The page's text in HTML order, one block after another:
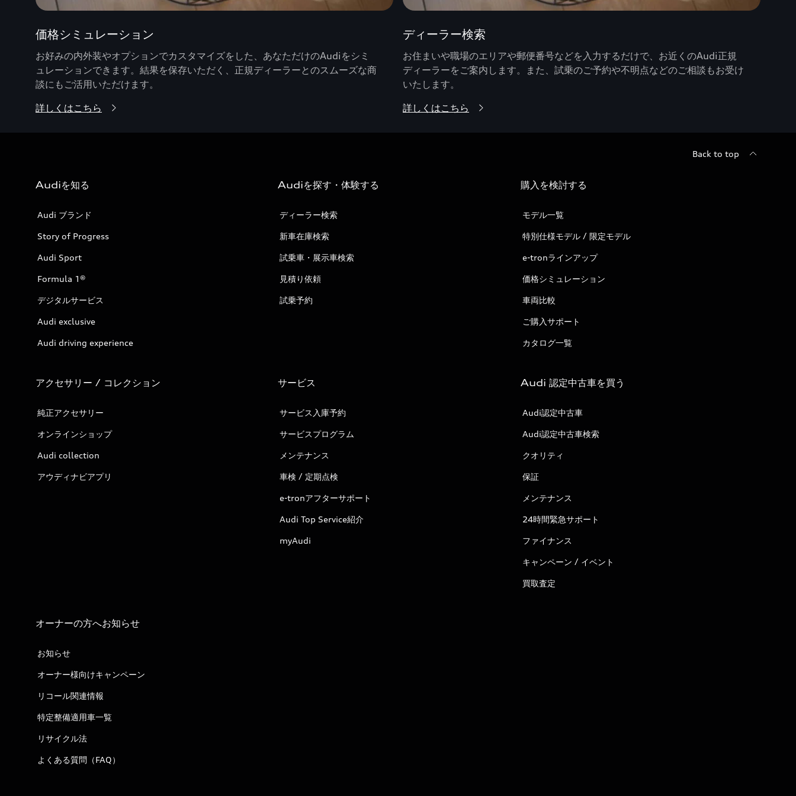
価格シミュレーション
お好みの内外装やオプションでカスタマイズをした、あなただけのAudiをシミ
ュレーションできます。結果を保存いただく、正規ディーラーとのスムーズな商
談にもご活用いただけます。
詳しくはこちら
ディーラー検索
お住まいや職場のエリアや郵便番号などを入力するだけで、お近くのAudi正規
ディーラーをご案内します。また、試乗のご予約や不明点などのご相談もお受け
いたします。
詳しくはこちら
Back to top
Audiを知る
Audi ブランド
Story of Progress
Audi Sport
Formula 1®
デジタルサービス
Audi exclusive
Audi driving experience
Audiを探す・体験する
ディーラー検索
新車在庫検索
試乗車・展示車検索
見積り依頼
試乗予約
購入を検討する
モデル一覧
特別仕様モデル / 限定モデル
e-tronラインアップ
価格シミュレーション
車両比較
ご購入サポート
カタログ一覧
アクセサリー / コレクション
純正アクセサリー
オンラインショップ
Audi collection
アウディナビアプリ
サービス
サービス入庫予約
サービスプログラム
メンテナンス
車検 / 定期点検
e-tronアフターサポート
Audi Top Service紹介
myAudi
Audi 認定中古車を買う
Audi認定中古車
Audi認定中古車検索
クオリティ
保証
メンテナンス
24時間緊急サポート
ファイナンス
キャンペーン / イベント
買取査定
オーナーの方へお知らせ
お知らせ
オーナー様向けキャンペーン
リコール関連情報
特定整備適用車一覧
リサイクル法
よくある質問（FAQ）